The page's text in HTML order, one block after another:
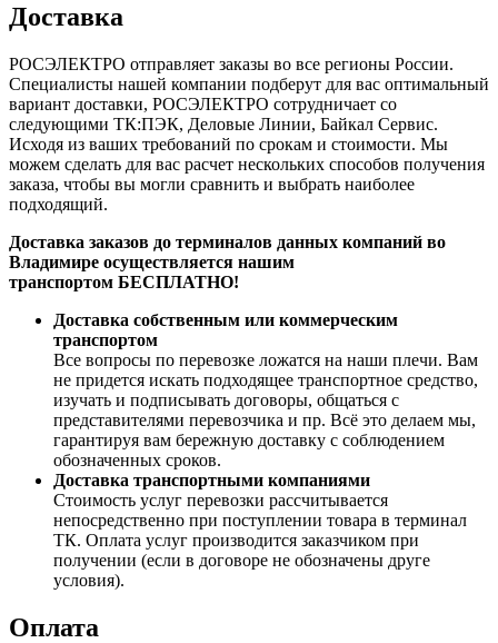
Доставка
РОСЭЛЕКТРО отправляет заказы во все регионы России.
Специалисты нашей компании подберут для вас оптимальный
вариант доставки, РОСЭЛЕКТРО сотрудничает со
следующими ТК:ПЭК, Деловые Линии, Байкал Сервис.
Исходя из ваших требований по срокам и стоимости. Мы
можем сделать для вас расчет нескольких способов получения
заказа, чтобы вы могли сравнить и выбрать наиболее
подходящий.
Доставка заказов до терминалов данных компаний во
Владимире осуществляется нашим
транспортом БЕСПЛАТНО!
Доставка собственным или коммерческим
транспортом
Все вопросы по перевозке ложатся на наши плечи. Вам
не придется искать подходящее транспортное средство,
изучать и подписывать договоры, общаться с
представителями перевозчика и пр. Всё это делаем мы,
гарантируя вам бережную доставку с соблюдением
обозначенных сроков.
Доставка транспортными компаниями
Стоимость услуг перевозки рассчитывается
непосредственно при поступлении товара в терминал
ТК. Оплата услуг производится заказчиком при
получении (если в договоре не обозначены друге
условия).
Оплата